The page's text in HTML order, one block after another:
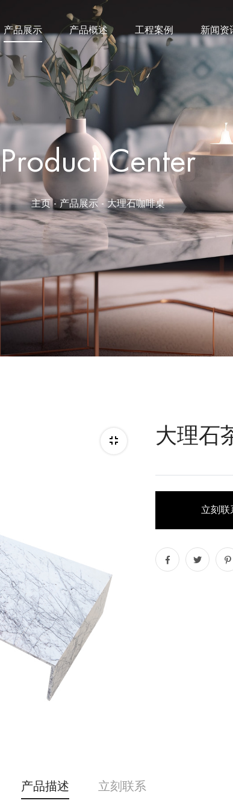
产品展示 产品概述 工程案例 新闻资
Product Center
主页- 产品展示 - 大理石咖啡桌
大理石
立刻联
产品描述 立刻联系